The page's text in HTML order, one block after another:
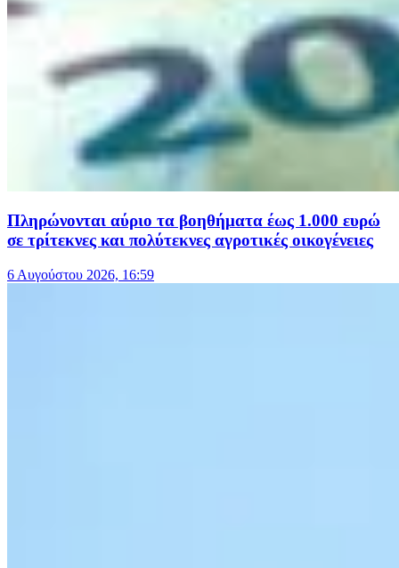
Πληρώνονται αύριο τα βοηθήματα έως 1.000 ευρώ
σε τρίτεκνες και πολύτεκνες αγροτικές οικογένειες
6 Αυγούστου 2026, 16:59